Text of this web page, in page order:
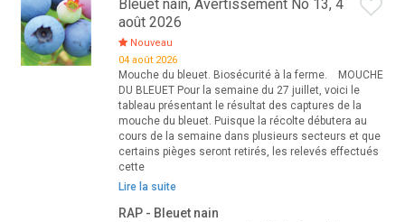
Bleuet nain, Avertissement No 13, 4
août 2026
Nouveau
04 août 2026
Mouche du bleuet. Biosécurité à la ferme. MOUCHE
DU BLEUET Pour la semaine du 27 juillet, voici le
tableau présentant le résultat des captures de la
mouche du bleuet. Puisque la récolte débutera au
cours de la semaine dans plusieurs secteurs et que
certains pièges seront retirés, les relevés effectués
cette
Lire la suite
RAP - Bleuet nain